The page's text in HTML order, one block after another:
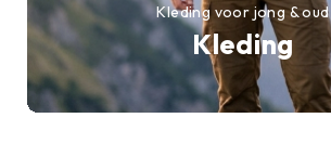
Kleding
Kleding voor jong & oud